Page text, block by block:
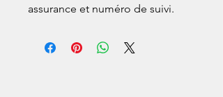
assurance et numéro de suivi.